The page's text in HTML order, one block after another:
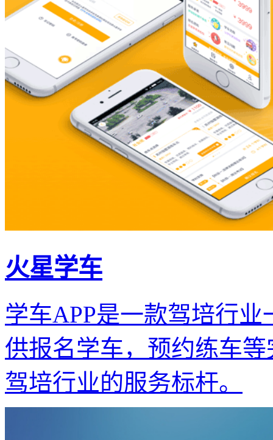
火星学车
学车APP是一款驾培行
供报名学车，预约练车
驾培行业的服务标杆。